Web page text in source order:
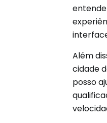
Além
cidade
posso